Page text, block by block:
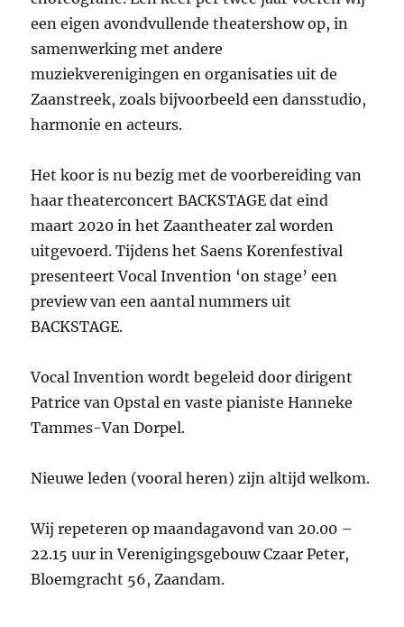
een eigen avondvullende theatershow op, in
samenwerking met andere
muziekverenigingen en organisaties uit de
Zaanstreek, zoals bijvoorbeeld een dansstudio,
harmonie en acteurs.
Het koor is nu bezig met de voorbereiding van
haar theaterconcert BACKSTAGE dat eind
maart 2020 in het Zaantheater zal worden
uitgevoerd. Tijdens het Saens Korenfestival
presenteert Vocal Invention ‘on stage’ een
preview van een aantal nummers uit
BACKSTAGE.
Vocal Invention wordt begeleid door dirigent
Patrice van Opstal en vaste pianiste Hanneke
Tammes-Van Dorpel.
Nieuwe leden (vooral heren) zijn altijd welkom.
Wij repeteren op maandagavond van 20.00 –
22.15 uur in Verenigingsgebouw Czaar Peter,
Bloemgracht 56, Zaandam.